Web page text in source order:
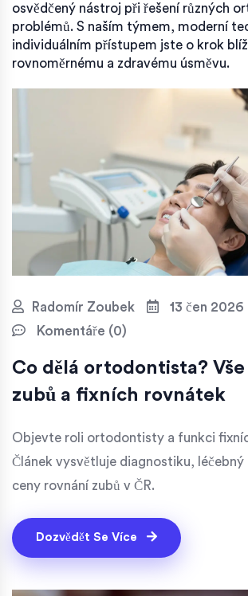
osvědčený nástroj při řešení různých
problémů. S naším týmem, moderní
individuálním přístupem jste o krok
rovnoměrnému a zdravému úsměvu.
Radomír Zoubek
13 čen 2026
Komentáře (0)
Co dělá ortodontista?
zubů a fixních rovnátek
Objevte roli ortodontisty a funkci
Článek vysvětluje diagnostiku, léčebný
ceny rovnání zubů v ČR.
Dozvědět Se Více